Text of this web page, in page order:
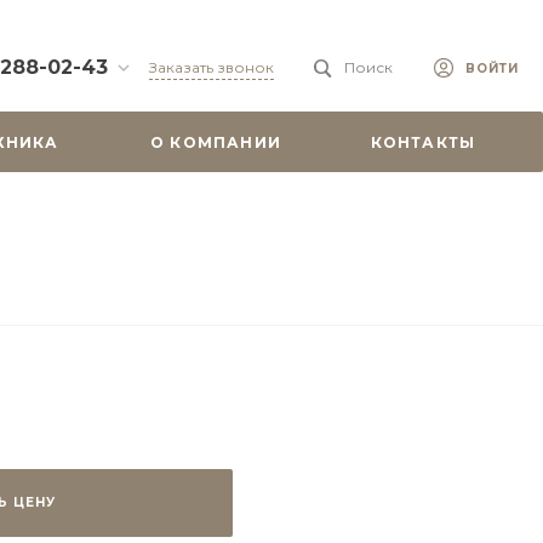
02-43
ул.
51
Заказать звонок Поиск ВОЙТИ
О КОМПАНИИ КОНТАКТЫ
ЦЕНУ